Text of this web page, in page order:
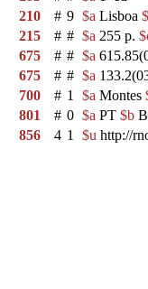
210
# 9 $a Lisboa
215
# # $a 255 p.
675
# # $a
675
# # $a
700
# 1 $a Montes
801
# 0 $a PT $b
856
4 1 $u http://